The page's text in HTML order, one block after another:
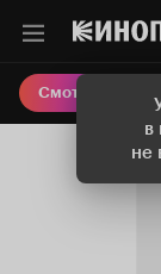
в
не
Смотреть кино